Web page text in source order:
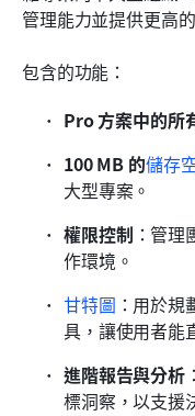
管理能力並提供更高
包含的功能：
Pro 方案中的所
100 MB 的儲存
大型專案。
權限控制 ：管
作環境。
甘特圖 ：用於
具，讓使用者能
進階報告與分析
標洞察，以支援